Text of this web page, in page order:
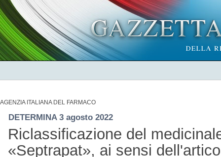
AGENZIA ITALIANA DEL FARMACO
DETERMINA 3 agosto 2022
Riclassificazione del
«Septrapat», ai sensi